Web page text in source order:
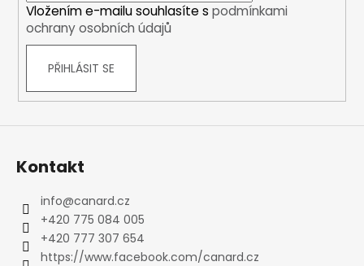
Vložením e-mailu souhlasíte s podmínkami
ochrany osobních údajů
PŘIHLÁSIT SE
Kontakt
info@canard.cz
+420 775 084 005
+420 777 307 654
https://www.facebook.com/canard.cz